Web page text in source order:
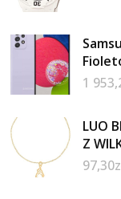
1
LUO
Z
97,30